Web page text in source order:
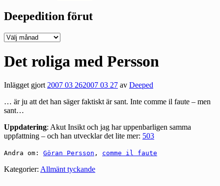
Deepedition förut
Deepedition
Det roliga med Persson
Inlägget gjort2007 03 262007 03 27 av Deeped
… är ju att det han säger faktiskt är sant. Inte comme il faute – men
sant…
Uppdatering: Akut Insikt och jag har uppenbarligen samma
uppfattning – och han utvecklar det lite mer: 503
Andra om: Göran Persson , comme il faute
Kategorier: Allmänt tyckande